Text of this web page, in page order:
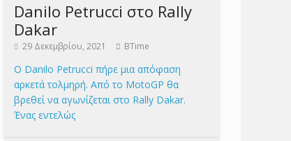
Danilo Petrucci στο Rally
Dakar
29 Δεκεμβρίου, 2021 BTime
Ο Danilo Petrucci πήρε μια απόφαση
αρκετά τολμηρή. Από το MotoGP θα
βρεθεί να αγωνίζεται στο Rally Dakar.
Ένας εντελώς